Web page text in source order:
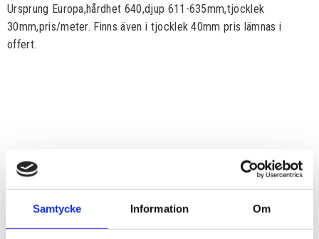
Samtycke Information Om
Ursprung Europa,hårdhet 640,djup 611-635mm,tjocklek
30mm,pris/meter. Finns även i tjocklek 40mm pris lämnas i
offert.